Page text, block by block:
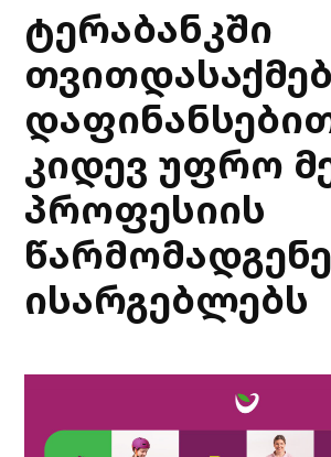
ტერაბანკში
კიდევ უფრო
პროფესიის
ისარგებლებს